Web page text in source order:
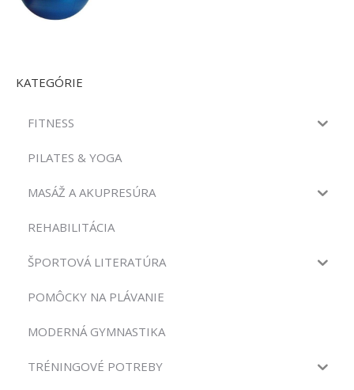
KATEGÓRIE
FITNESS
PILATES & YOGA
MASÁŽ A AKUPRESÚRA
REHABILITÁCIA
ŠPORTOVÁ LITERATÚRA
POMÔCKY NA PLÁVANIE
MODERNÁ GYMNASTIKA
TRÉNINGOVÉ POTREBY